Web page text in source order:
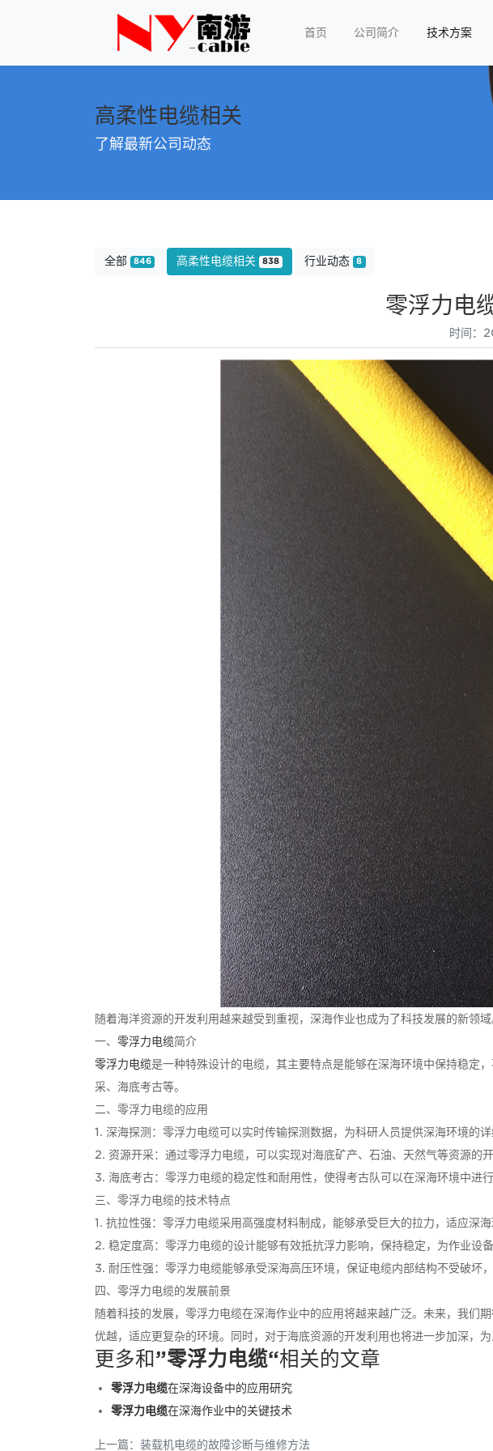
首页 公司简介 技术方案
高柔性电缆相关
了解最新公司动态
全部 846 高柔性电缆相关 838 行业动态 8
零浮力电
时间：
随着海洋资源的开发利用越来越受到重视，深海作业也成为了科技发展的新领域
一、 零浮力电缆简介
零浮力电缆是一种特殊设计的电缆，其主要特点是能够在深海环境中保持稳定
采、海底考古等。
二、零浮力电缆的应用
1. 深海探测：零浮力电缆可以实时传输探测数据，为科研人员提供深海环境的
2. 资源开采：通过零浮力电缆，可以实现对海底矿产、石油、天然气等资源的
3. 海底考古：零浮力电缆的稳定性和耐用性，使得考古队可以在深海环境中进
三、零浮力电缆的技术特点
1. 抗拉性强：零浮力电缆采用高强度材料制成，能够承受巨大的拉力，适应深海
2. 稳定度高：零浮力电缆的设计能够有效抵抗浮力影响，保持稳定，为作业设
3. 耐压性强：零浮力电缆能够承受深海高压环境，保证电缆内部结构不受破坏，
四、零浮力电缆的发展前景
随着科技的发展，零浮力电缆在深海作业中的应用将越来越广泛。未来，我们
优越，适应更复杂的环境。同时，对于海底资源的开发利用也将进一步加深，
更多和”零浮力电缆“相关的文章
零浮力电缆在深海设备中的应用研究
零浮力电缆在深海作业中的关键技术
上一篇： 装载机电缆的故障诊断与维修方法